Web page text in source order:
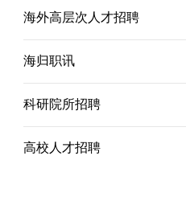
海外高层次人才招聘
海归职讯
科研院所招聘
高校人才招聘